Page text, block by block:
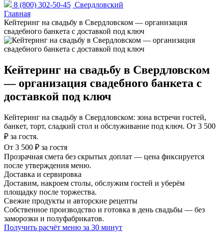
8 (800) 302-50-45 Свердловский
Главная
Кейтеринг на свадьбу в Свердловском — организация
свадебного банкета с доставкой под ключ
Кейтеринг на свадьбу в Свердловском
— организация свадебного банкета с
доставкой под ключ
Кейтеринг на свадьбу в Свердловском: зона встречи гостей,
банкет, торт, сладкий стол и обслуживание под ключ. От 3 500
₽ за гостя.
От 3 500 ₽ за гостя
Прозрачная смета без скрытых доплат — цена фиксируется
после утверждения меню.
Доставка и сервировка
Доставим, накроем столы, обслужим гостей и уберём
площадку после торжества.
Свежие продукты и авторские рецепты
Собственное производство и готовка в день свадьбы — без
заморозки и полуфабрикатов.
Получить расчёт меню за 30 минут